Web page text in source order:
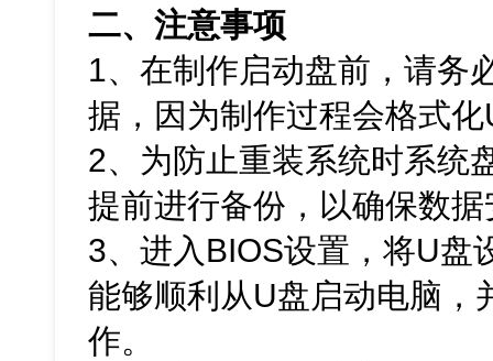
二、注意事项
1、在制作启动盘前，请务
据，因为制作过程会格式
2、为防止重装系统时系统
提前进行备份，以确保数据
3、进入BIOS设置，将U盘
能够顺利从U盘启动电脑，
作。